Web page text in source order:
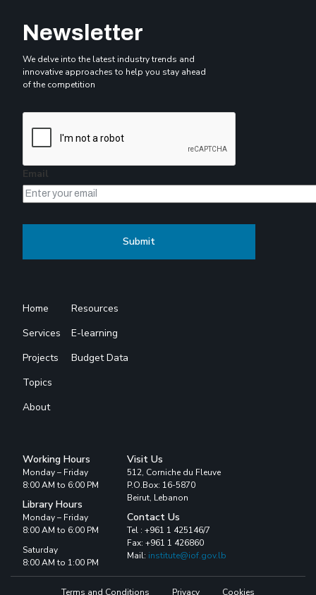
Newsletter
We delve into the latest industry trends and
innovative approaches to help you stay ahead
of the competition
Email
Home
Services
Projects
Topics
About
Resources
E-learning
Budget Data
Working Hours
Monday – Friday
8:00 AM to 6:00 PM
Library Hours
Monday – Friday
8:00 AM to 6:00 PM
Saturday
8:00 AM to 1:00 PM
Visit Us
512, Corniche du Fleuve
P.O.Box: 16-5870
Beirut, Lebanon
Contact Us
Tel : +961 1 425146/7
Fax: +961 1 426860
Mail: institute@iof.gov.lb
Terms and Conditions Privacy Cookies